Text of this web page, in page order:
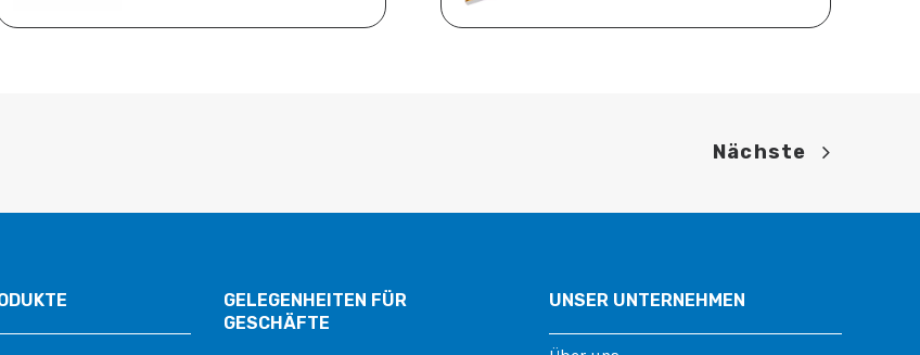
Nächste
GELEGENHEITEN FÜR
GESCHÄFTE
UNSER UNTERNEHMEN